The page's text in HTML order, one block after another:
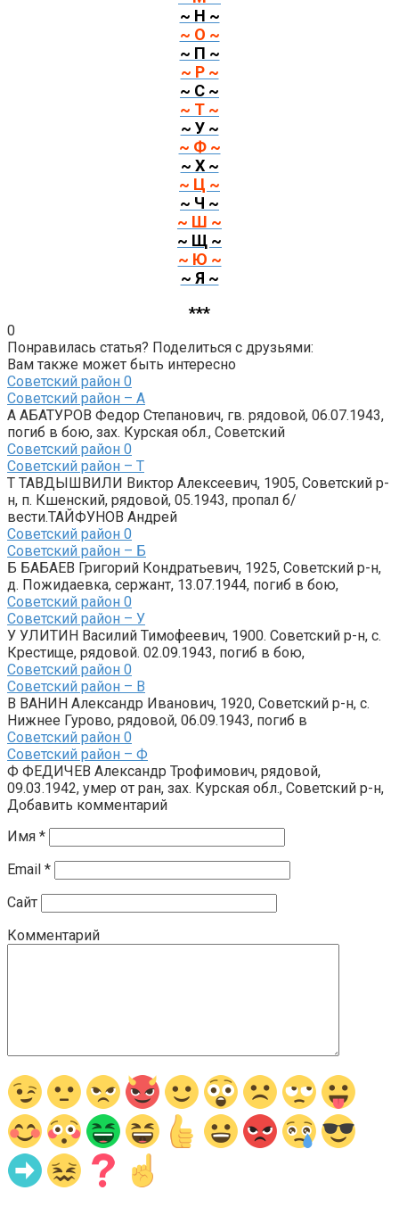
~ Н ~
~ О ~
~ П ~
~ Р ~
~ С ~
~ Т ~
~ У ~
~ Ф ~
~ Х ~
~ Ц ~
~ Ч ~
~ Ш ~
~ Щ ~
~ Ю ~
~ Я ~
***
0
Понравилась статья? Поделиться с друзьями:
Вам также может быть интересно
Советский район 0
Советский район – А
А АБАТУРОВ Федор Степанович, гв. рядовой, 06.07.1943,
погиб в бою, зах. Курская обл., Советский
Советский район 0
Советский район – Т
Т ТАВДЫШВИЛИ Виктор Алексеевич, 1905, Советский р-
н, п. Кшенский, рядовой, 05.1943, пропал б/
вести.ТАЙФУНОВ Андрей
Советский район 0
Советский район – Б
Б БАБАЕВ Григорий Кондратьевич, 1925, Советский р-н,
д. Пожидаевка, сержант, 13.07.1944, погиб в бою,
Советский район 0
Советский район – У
У УЛИТИН Василий Тимофеевич, 1900. Советский р-н, с.
Крестище, рядовой. 02.09.1943, погиб в бою,
Советский район 0
Советский район – В
В ВАНИН Александр Иванович, 1920, Советский р-н, с.
Нижнее Гурово, рядовой, 06.09.1943, погиб в
Советский район 0
Советский район – Ф
Ф ФЕДИЧЕВ Александр Трофимович, рядовой,
09.03.1942, умер от ран, зах. Курская обл., Советский р-н,
Добавить комментарий
Имя *
Email *
Сайт
Комментарий